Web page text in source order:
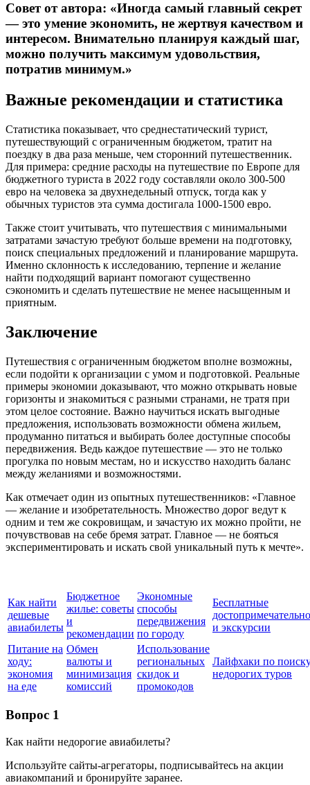
Совет от автора: «Иногда самый главный секрет
— это умение экономить, не жертвуя качеством и
интересом. Внимательно планируя каждый шаг,
можно получить максимум удовольствия,
потратив минимум.»
Важные рекомендации и статистика
Статистика показывает, что среднестатический турист,
путешествующий с ограниченным бюджетом, тратит на
поездку в два раза меньше, чем сторонний путешественник.
Для примера: средние расходы на путешествие по Европе для
бюджетного туриста в 2022 году составляли около 300-500
евро на человека за двухнедельный отпуск, тогда как у
обычных туристов эта сумма достигала 1000-1500 евро.
Также стоит учитывать, что путешествия с минимальными
затратами зачастую требуют больше времени на подготовку,
поиск специальных предложений и планирование маршрута.
Именно склонность к исследованию, терпение и желание
найти подходящий вариант помогают существенно
сэкономить и сделать путешествие не менее насыщенным и
приятным.
Заключение
Путешествия с ограниченным бюджетом вполне возможны,
если подойти к организации с умом и подготовкой. Реальные
примеры экономии доказывают, что можно открывать новые
горизонты и знакомиться с разными странами, не тратя при
этом целое состояние. Важно научиться искать выгодные
предложения, использовать возможности обмена жильем,
продуманно питаться и выбирать более доступные способы
передвижения. Ведь каждое путешествие — это не только
прогулка по новым местам, но и искусство находить баланс
между желаниями и возможностями.
Как отмечает один из опытных путешественников: «Главное
— желание и изобретательность. Множество дорог ведут к
одним и тем же сокровищам, и зачастую их можно пройти, не
почувствовав на себе бремя затрат. Главное — не бояться
экспериментировать и искать свой уникальный путь к мечте».
Как найти
дешевые
авиабилеты
Бюджетное
жилье: советы
и
рекомендации
Экономные
способы
передвижения
по городу
Бесплатные
и экскурсии
Питание на
ходу:
экономия
на еде
Обмен
валюты и
минимизация
комиссий
Использование
региональных
скидок и
промокодов
Лайфхаки по
недорогих туров
Вопрос 1
Как найти недорогие авиабилеты?
Используйте сайты-агрегаторы, подписывайтесь на акции
авиакомпаний и бронируйте заранее.